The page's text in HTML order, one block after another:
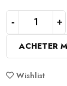
ACHETER
Wishlist